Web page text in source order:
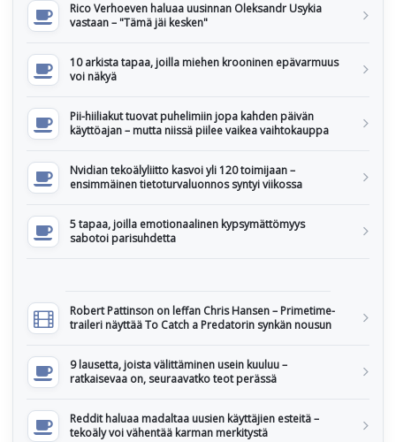
Rico Verhoeven haluaa uusinnan Oleksandr Usykia
vastaan – "Tämä jäi kesken"
10 arkista tapaa, joilla miehen krooninen epävarmuus
voi näkyä
Pii-hiiliakut tuovat puhelimiin jopa kahden päivän
käyttöajan – mutta niissä piilee vaikea vaihtokauppa
Nvidian tekoälyliitto kasvoi yli 120 toimijaan –
ensimmäinen tietoturvaluonnos syntyi viikossa
5 tapaa, joilla emotionaalinen kypsymättömyys
sabotoi parisuhdetta
Robert Pattinson on leffan Chris Hansen – Primetime-
traileri näyttää To Catch a Predatorin synkän nousun
9 lausetta, joista välittäminen usein kuuluu –
ratkaisevaa on, seuraavatko teot perässä
Reddit haluaa madaltaa uusien käyttäjien esteitä –
tekoäly voi vähentää karman merkitystä